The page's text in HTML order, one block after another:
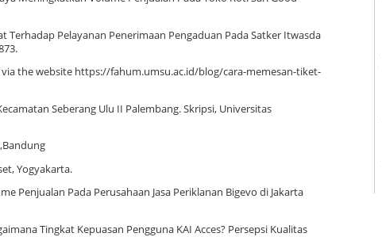
Terhadap Pelayanan Penerimaan Pengaduan Pada Satker Itwasda
via the website https://fahum.umsu.ac.id/blog/cara-memesan-tiket-
Seberang Ulu II Palembang. Skripsi, Universitas
Yogyakarta.
Penjualan Pada Perusahaan Jasa Periklanan Bigevo di Jakarta
Tingkat Kepuasan Pengguna KAI Acces? Persepsi Kualitas